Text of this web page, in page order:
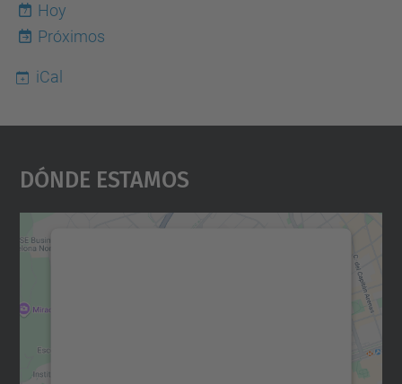
7
Hoy
Próximos
iCal
Dónde Estamos